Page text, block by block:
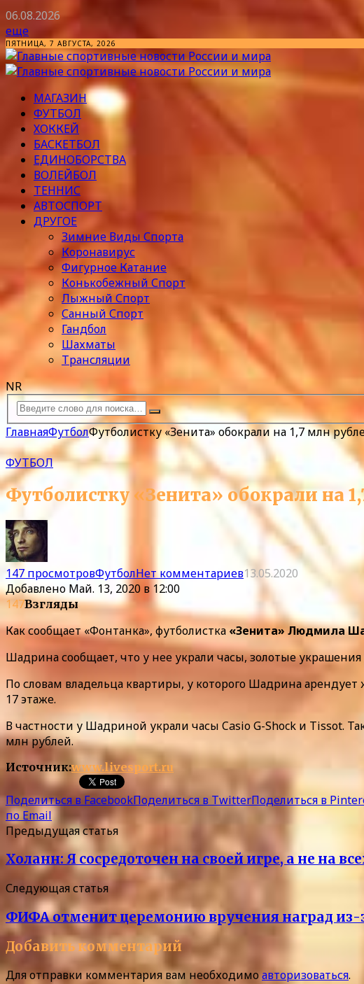
06.08.2026
еще
ПЯТНИЦА, 7 АВГУСТА, 2026
МАГАЗИН
ФУТБОЛ
ХОККЕЙ
БАСКЕТБОЛ
ЕДИНОБОРСТВА
ВОЛЕЙБОЛ
ТЕННИС
АВТОСПОРТ
ДРУГОЕ
Зимние Виды Спорта
Коронавирус
Фигурное Катание
Конькобежный Спорт
Лыжный Спорт
Санный Спорт
Гандбол
Шахматы
Трансляции
NR
ГлавнаяФутболФутболистку «Зенита» обокрали на 1,7 млн
ФУТБОЛ
Футболистку «Зенита» обокрали на
147 просмотровФутболНет комментариев13.05.2020
Добавлено Май. 13, 2020 в 12:00
147Взгляды
Как сообщает «Фонтанка», футболистка «Зенита» Людмила
Шадрина сообщает, что у нее украли часы, золотые украшения
По словам владельца квартиры, у которого Шадрина
17 этаже.
В частности у Шадриной украли часы Casio G-Shock и Tissot.
млн рублей.
Источник:www.livesport.ru
Поделиться в FacebookПоделиться в TwitterПоделиться в
по Email
Предыдущая статья
Холанн: Я сосредоточен на своей игре, а не на
Следующая статья
ФИФА отменит церемонию вручения наград из-
Добавить комментарий
Для отправки комментария вам необходимо авторизоваться.